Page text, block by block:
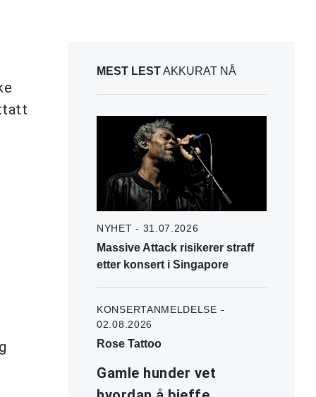
MEST LESTAKKURAT NÅ
NYHET - 31.07.2026
Massive Attack risikerer straff
etter konsert i Singapore
KONSERTANMELDELSE -
02.08.2026
Rose Tattoo
Gamle hunder vet